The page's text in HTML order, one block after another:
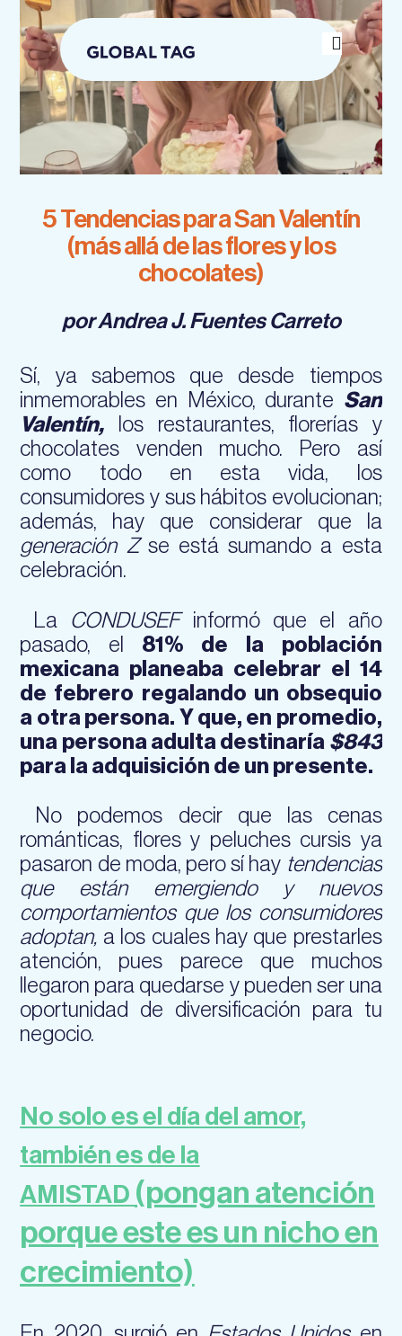
content
5 Tendencias para San Valentín
(más allá de las flores y los
chocolates)
por Andrea J. Fuentes Carreto
Sí, ya sabemos que desde tiempos
inmemorables en México, durante San
Valentín, los restaurantes, florerías y
chocolates venden mucho. Pero así
como todo en esta vida, los
consumidores y sus hábitos evolucionan;
además, hay que considerar que la
generación Zse está sumando a esta
celebración.
La CONDUSEFinformó que el año
pasado, el
81% de la población
mexicana planeaba celebrar el 14
de febrero regalando un obsequio
a otra persona. Y que, en promedio,
una persona adulta destinaría $843
para la adquisición de un presente.
No podemos decir que las cenas
románticas, flores y peluches cursis ya
pasaron de moda, pero sí hay tendencias
que están emergiendo y nuevos
comportamientos que los consumidores
adoptan, a los cuales hay que prestarles
atención, pues parece que muchos
llegaron para quedarse y pueden ser una
oportunidad de diversificación para tu
negocio.
No solo es el día del amor,
también es de la
AMISTAD (pongan atención
porque este es un nicho en
crecimiento)